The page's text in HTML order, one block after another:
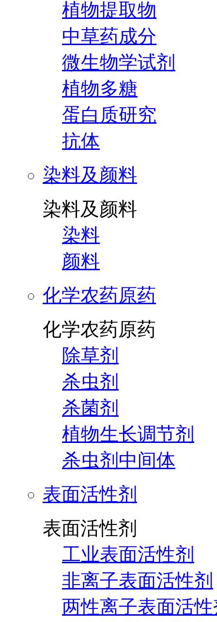
植物提取物
中草药成分
微生物学试剂
植物多糖
蛋白质研究
抗体
染料及颜料
染料及颜料
染料
颜料
化学农药原药
化学农药原药
除草剂
杀虫剂
杀菌剂
植物生长调节剂
杀虫剂中间体
表面活性剂
表面活性剂
工业表面活性剂
非离子表面活性剂
两性离子表面活